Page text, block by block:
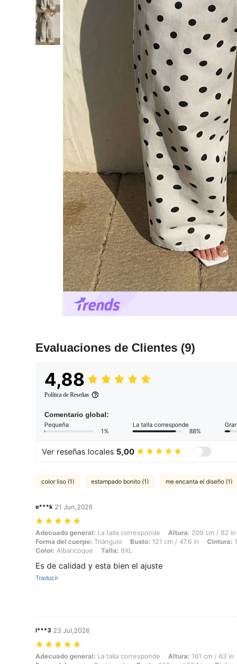
Evaluaciones de Clientes (9)
4,88
Política de Reseñas
Comentario global:
Pequeña
1%
La talla corresponde
88%
Ver reseñas locales 5,00
color liso (1) estampado bonito (1) me encanta el diseño (1)
e***k 21 Jun,2026
Adecuado general: La talla corresponde, Altura: 209 cm / 82 in, Peso:
Adecuado general: La talla corresponde Altura: 209 cm / 82 in
Forma del cuerpo: Triángulo Busto: 121 cm / 47.6 in Cintura:
Color: Albaricoque Talla: 8XL
Es de calidad y esta bien el ajuste
Traducir
l***3 23 Jul,2026
Adecuado general: La talla corresponde, Altura: 161 cm / 63 in, Peso:
Adecuado general: La talla corresponde Altura: 161 cm / 63 in